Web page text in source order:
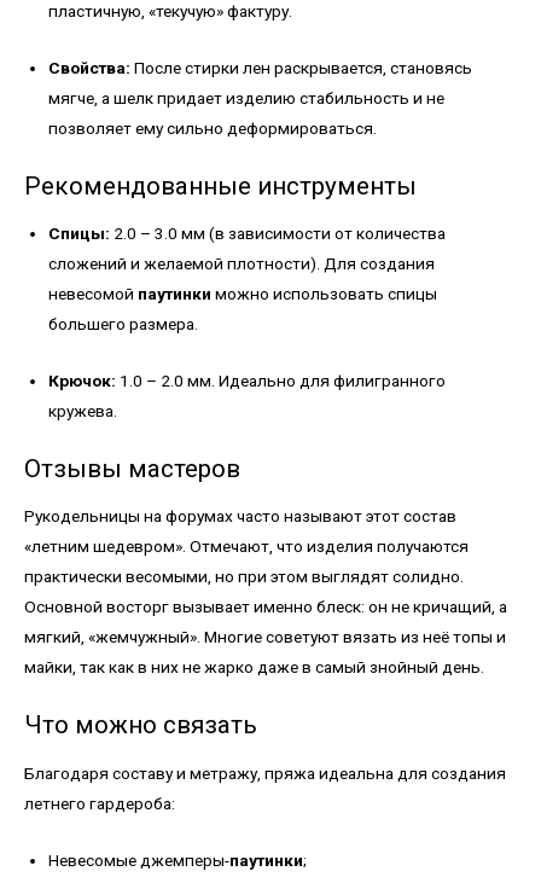
пластичную, «текучую» фактуру.
Свойства: После стирки лен раскрывается, становясь
мягче, а шелк придает изделию стабильность и не
позволяет ему сильно деформироваться.
Рекомендованные инструменты
Спицы: 2.0 – 3.0 мм (в зависимости от количества
сложений и желаемой плотности). Для создания
невесомой паутинки можно использовать спицы
большего размера.
Крючок: 1.0 – 2.0 мм. Идеально для филигранного
кружева.
Отзывы мастеров
Рукодельницы на форумах часто называют этот состав
«летним шедевром». Отмечают, что изделия получаются
практически весомыми, но при этом выглядят солидно.
Основной восторг вызывает именно блеск: он не кричащий, а
мягкий, «жемчужный». Многие советуют вязать из неё топы и
майки, так как в них не жарко даже в самый знойный день.
Что можно связать
Благодаря составу и метражу, пряжа идеальна для создания
летнего гардероба:
Невесомые джемперы-паутинки;